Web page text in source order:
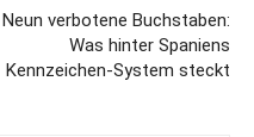
Neun verbotene Buchstaben:
Was hinter Spaniens
Kennzeichen-System steckt